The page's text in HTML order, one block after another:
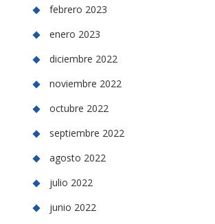
febrero 2023
enero 2023
diciembre 2022
noviembre 2022
octubre 2022
septiembre 2022
agosto 2022
julio 2022
junio 2022